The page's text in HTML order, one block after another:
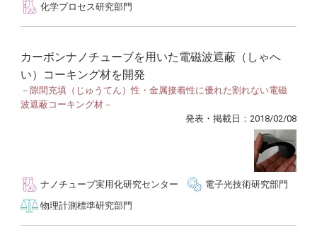
化学プロセス研究部門
カーボンナノチューブを用いた電磁波遮蔽（しゃへ
い）コーキング材を開発
－隙間充填（じゅうてん）性・金属接着性に優れた割れない電磁
波遮蔽コーキング材－
発表・掲載日：2018/02/08
ナノチューブ実用化研究センター
電子光技術研究部門
物理計測標準研究部門